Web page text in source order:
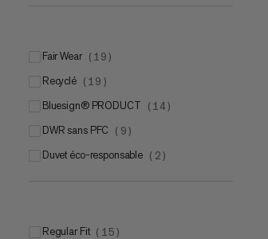
Fair Wear ( 19 )
Recyclé ( 19 )
bluesign® PRODUCT ( 14 )
DWR sans PFC ( 9 )
Duvet éco-responsable ( 2 )
Regular Fit ( 15 )